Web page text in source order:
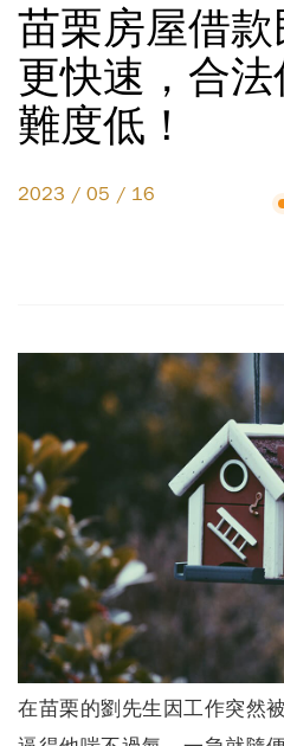
苗栗房屋借
更快速，合
難度低！
2023 / 05 / 16
在苗栗的劉先生因工作突然